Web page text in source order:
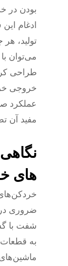
بودن در
ادغام
تولید،
می‌توان
طراحی
خروجی
عملکرد
مفید آن
های
ضروری
شفت با
به قطعات